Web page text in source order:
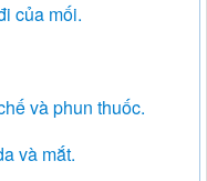
của mối.
và phun thuốc.
và mắt.